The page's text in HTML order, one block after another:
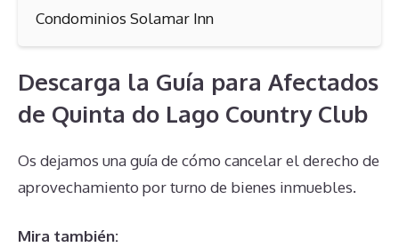
Condominios Solamar Inn
Descarga la Guía para Afectados
de Quinta do Lago Country Club
Os dejamos una guía de cómo cancelar el derecho de
aprovechamiento por turno de bienes inmuebles.
Mira también: